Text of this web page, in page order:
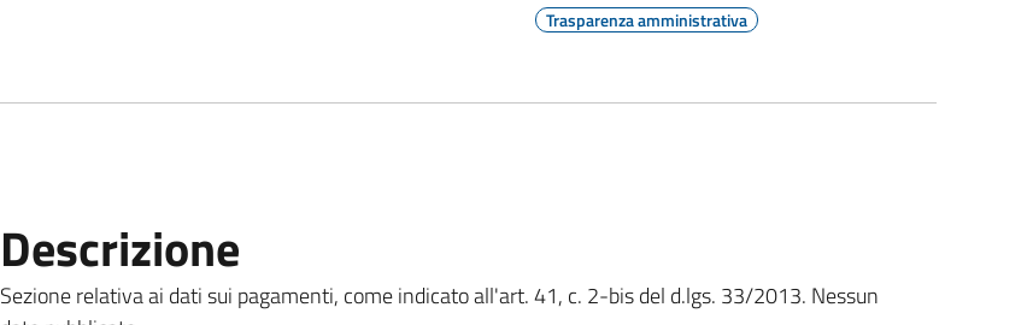
Trasparenza amministrativa
Descrizione
Sezione relativa ai dati sui pagamenti, come indicato all'art. 41, c. 2-bis del d.lgs. 33/2013. Nessun